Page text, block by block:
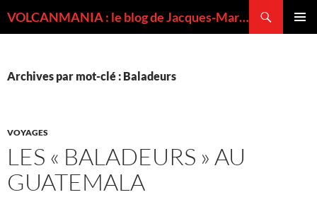
VOLCANMANIA : le blog de Jacques-Marie BARDINTZEFF, volcanologue
Archives par mot-clé : Baladeurs
VOYAGES
LES « BALADEURS » AU
GUATEMALA